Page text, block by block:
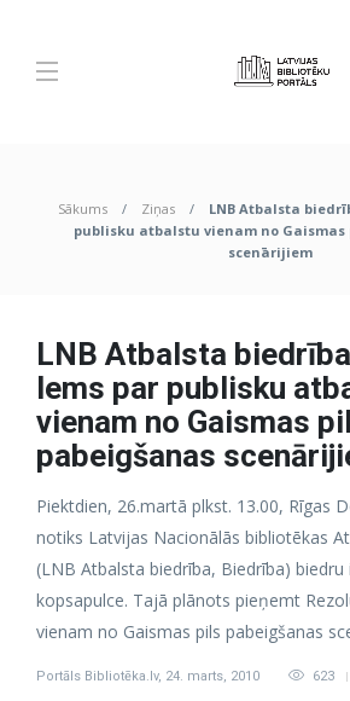
Sākums Ziņas
LNB Atbalsta
publisku atbalstu vienam no Gaismas
scenārijiem
LNB Atbalsta
lems par publisku
vienam no Gaismas
pabeigšanas
Piektdien, 26.martā plkst. 13.00, Rīgas
notiks Latvijas Nacionālās bibliotēkas
(LNB Atbalsta biedrība, Biedrība) biedru
kopsapulce. Tajā plānots pieņemt
vienam no Gaismas pils pabeigšanas
Portāls Bibliotēka.lv, 24. marts, 2010 623